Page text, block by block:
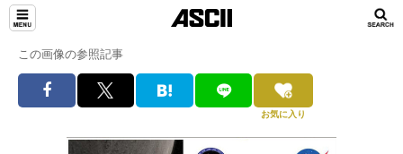
この画像の参照記事
お気に入り